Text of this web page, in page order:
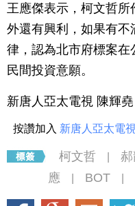
王應傑表示，柯文哲所
外還有興利，如果有
律，認為北市府標案
民間投資意願。
新唐人亞太電視 陳輝
按讚加入 新唐人亞太電
柯文哲
應
BOT